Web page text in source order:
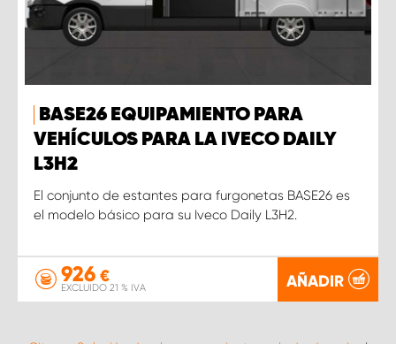
BASE26 EQUIPAMIENTO PARA
VEHÍCULOS PARA LA IVECO DAILY
L3H2
El conjunto de estantes para furgonetas BASE26 es
el modelo básico para su Iveco Daily L3H2.
926 €
EXCLUIDO 21 % IVA AÑADIR